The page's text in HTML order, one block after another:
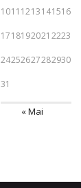
1011 1213141516
1718192021 2223
24252627282930
31
« Mai